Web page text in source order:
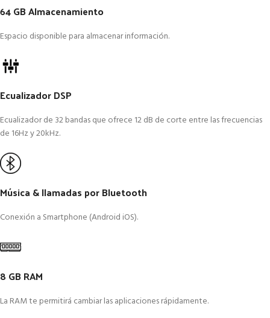
64 GB Almacenamiento
Espacio disponible para almacenar información.
Ecualizador DSP
Ecualizador de 32 bandas que ofrece 12 dB de corte entre las frecuencias
de 16Hz y 20kHz.
Música & llamadas por Bluetooth
Conexión a Smartphone (Android iOS).
8 GB RAM
La RAM te permitirá cambiar las aplicaciones rápidamente.